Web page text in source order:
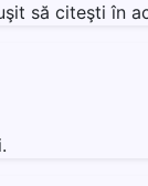
să citeşti în